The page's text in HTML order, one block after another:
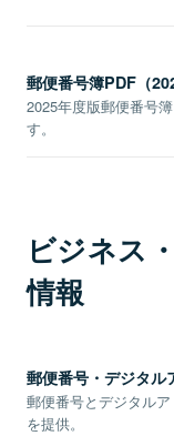
郵便番号簿PDF（
2025年度版郵便番号
す。
ビジネス
情報
郵便番号・デジタル
郵便番号とデジタル
を提供。